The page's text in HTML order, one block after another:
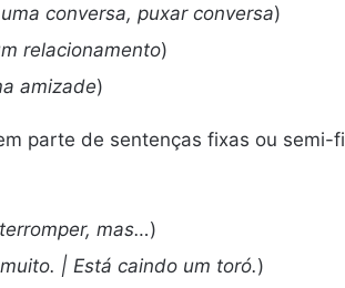
conversa, puxar conversa)
relacionamento)
amizade)
parte de sentenças fixas ou
mas…)
| Está caindo um toró.)